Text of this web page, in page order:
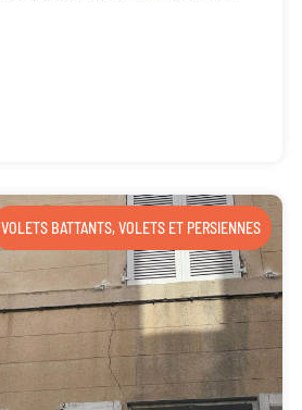
VOLETS BATTANTS,VOLETS ET PERSIENNES